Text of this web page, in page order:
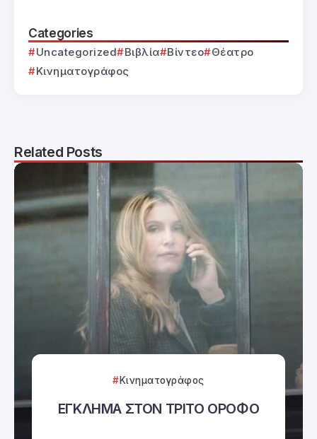
Categories
Uncategorized Βιβλία Βίντεο
Θέατρο
Κινηματογράφος
Related Posts
Κινηματογράφος
ΕΓΚΛΗΜΑ ΣΤΟΝ ΤΡΙΤΟ ΟΡΟΦΟ